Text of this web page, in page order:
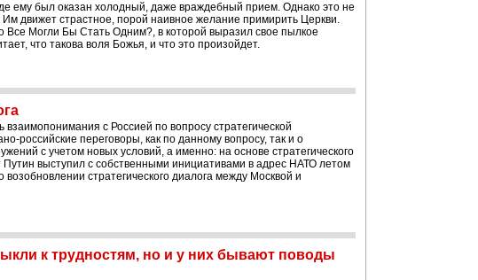
ему был оказан холодный, даже враждебный прием. Однако это не
движет страстное, порой наивное желание примирить Церкви.
Все Могли Бы Стать Одним?, в которой выразил свое пылкое
что такова воля Божья, и что это произойдет.
с Россией по вопросу стратегической
российские переговоры, как по данному вопросу, так и о
с учетом новых условий, а именно: на основе стратегического
Путин выступил с собственными инициативами в адрес НАТО летом
стратегического диалога между Москвой и
к трудностям, но и у них бывают поводы